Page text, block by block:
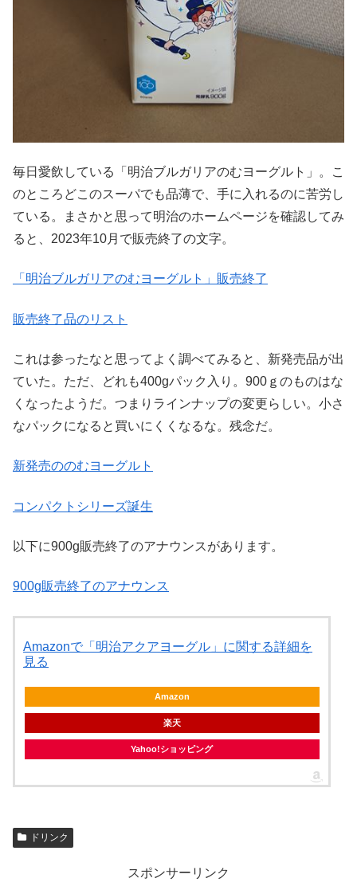
毎日愛飲している「明治ブルガリアのむヨーグルト」。こ
のところどこのスーパでも品薄で、手に入れるのに苦労し
ている。まさかと思って明治のホームページを確認してみ
ると、2023年10月で販売終了の文字。
「明治ブルガリアのむヨーグルト」販売終了
販売終了品のリスト
これは参ったなと思ってよく調べてみると、新発売品が出
ていた。ただ、どれも400gパック入り。900ｇのものはな
くなったようだ。つまりラインナップの変更らしい。小さ
なパックになると買いにくくなるな。残念だ。
新発売ののむヨーグルト
コンパクトシリーズ誕生
以下に900g販売終了のアナウンスがあります。
900g販売終了のアナウンス
Amazonで「明治アクアヨーグル」に関する詳細を
見る
Amazon
楽天
Yahoo!ショッピング
ドリンク
スポンサーリンク